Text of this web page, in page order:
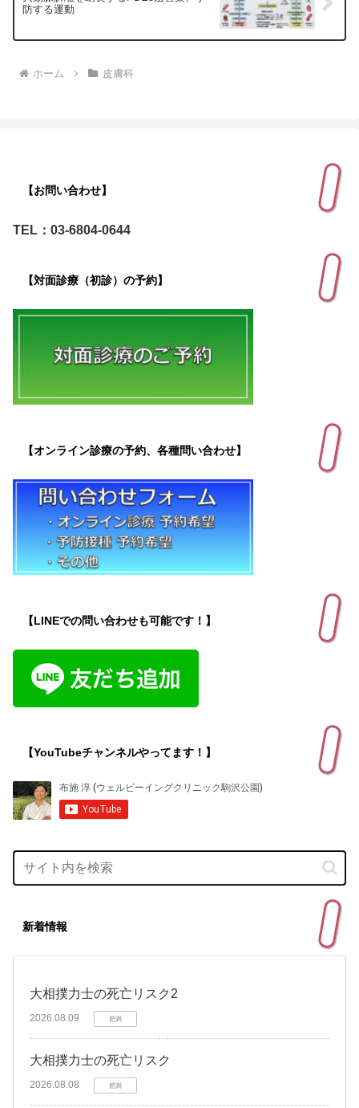
防する運動
ホーム 皮膚科
【お問い合わせ】
TEL：03-6804-0644
【対面診療（初診）の予約】
【オンライン診療の予約、各種問い合わせ】
【LINEでの問い合わせも可能です！】
【YouTubeチャンネルやってます！】
新着情報
大相撲力士の死亡リスク2
2026.08.09 肥満
大相撲力士の死亡リスク
2026.08.08 肥満